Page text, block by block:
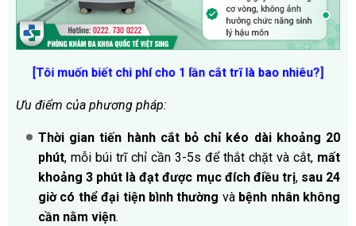
[Tôi muốn biết chi phí cho 1 lần cắt trĩ là bao nhiêu?]
Ưu điểm của phương pháp:
Thời gian tiến hành cắt bỏ chỉ kéo dài khoảng 20
phút, mỗi búi trĩ chỉ cần 3-5s để thắt chặt và cắt, mất
khoảng 3 phút là đạt được mục đích điều trị, sau 24
giờ có thể đại tiện bình thường vàbệnh nhân không
cần nằm viện.